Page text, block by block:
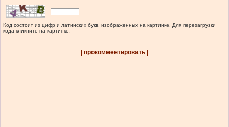
Код состоит из цифр и латинских букв, изображенных на картинке. Для перезагрузки
кода кликните на картинке.
| прокомментировать |